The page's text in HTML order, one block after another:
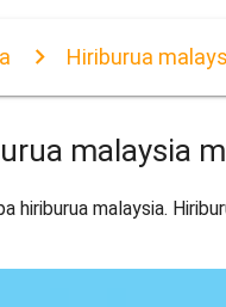
Hiriburua
malaysia
hiriburua malaysia.